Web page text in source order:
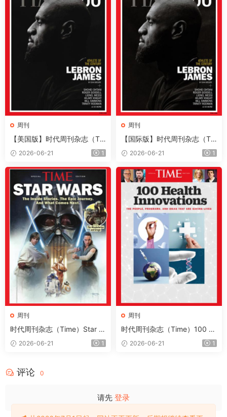
周刊
【美国版】时代周刊杂志（Ti
me）2026年6月22日
2026-06-21 1
周刊
【国际版】时代周刊杂志（Ti
me）2026年6月22日
2026-06-21 1
周刊
时代周刊杂志（Time）Star W
ars 2026
2026-06-21 1
周刊
时代周刊杂志（Time）100 H
ealth Innovations 2026
2026-06-21 1
评论 0
请先 登录